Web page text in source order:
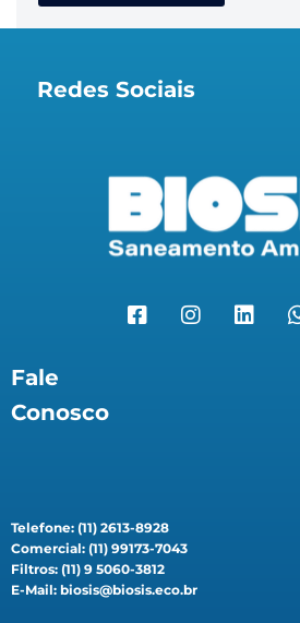
Redes Sociais
Fale
Conosco
Telefone: (11) 2613-8928
Comercial: (11) 99173-7043
Filtros: (11) 9 5060-3812
E-Mail: biosis@biosis.eco.br